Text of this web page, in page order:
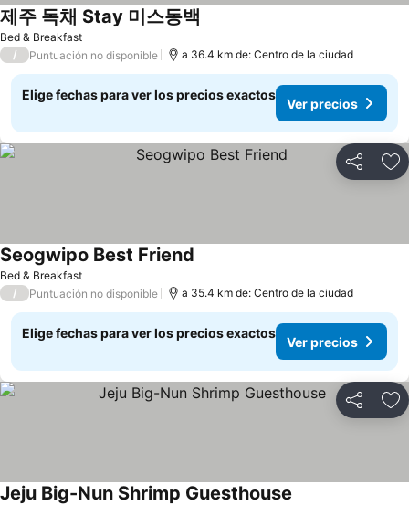
Bed & Breakfast
제주 독채 Stay 미스동백
/ Puntuación no disponible a 36.4 km de: Centro de la ciudad
Elige fechas para ver los precios exactos
Ver precios
Compartir
Bed & Breakfast
Seogwipo Best Friend
/ Puntuación no disponible a 35.4 km de: Centro de la ciudad
Elige fechas para ver los precios exactos
Ver precios
Compartir
Jeju Big-Nun Shrimp Guesthouse